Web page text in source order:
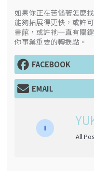
如果你正在苦惱著怎麼
能夠拓展得更快，或許
書館，或許祂一直有關
你事業重要的轉捩點。
FACEBOOK
EMAIL
All